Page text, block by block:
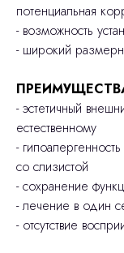
потенциальная
- возможность
- широкий
- эстетичный
естественному
-
со слизистой
- сохранение
- лечение в один
- отсутствие